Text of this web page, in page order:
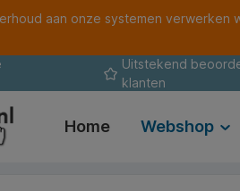
aan onze systemen verwerken
Uitstekend
klanten
Home Webshop